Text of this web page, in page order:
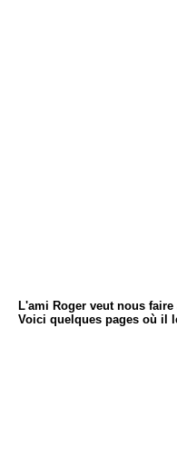
L'ami Roger veut nous
Voici quelques pages où il